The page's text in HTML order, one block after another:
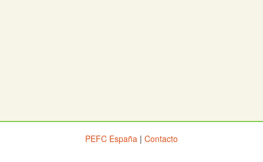
PEFC España | Contacto